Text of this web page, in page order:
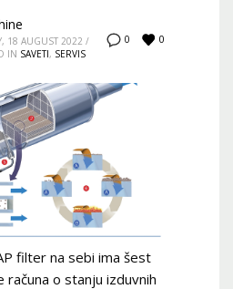
0 0
18 AUGUST 2022 /
IN SAVETI, SERVIS
filter na sebi ima šest
računa o stanju izduvnih